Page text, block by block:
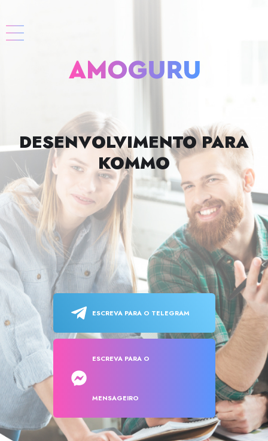
DESENVOLVIMENTO PARA
KOMMO
ESCREVA PARA O TELEGRAM
ESCREVA PARA O
MENSAGEIRO